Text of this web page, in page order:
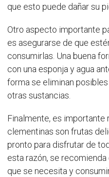
que esto puede dañar su
Otro aspecto importante
es asegurarse de que
consumirlas. Una buena
con una esponja y agua
forma se eliminan
otras sustancias.
Finalmente, es importante
clementinas son frutas
pronto para disfrutar de
esta razón, se
que se necesita y